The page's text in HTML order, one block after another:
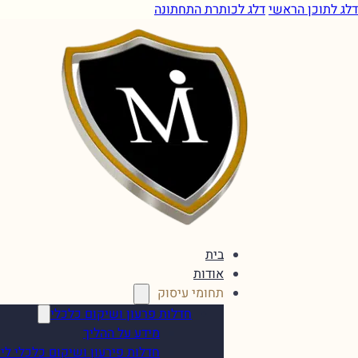
דלג לתוכן הראשידלג לכותרת התחתונה
בית
אודות
תחומי עיסוק
חדלות פרעון ושיקום כלכלי
מידע על ההליך
חדלות פירעון ושיקום כלכלי